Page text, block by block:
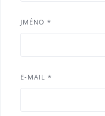
JMÉNO*
E-MAIL*